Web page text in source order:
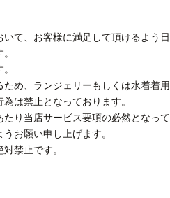
て、お客様に満足して頂けるよう
め、ランジェリーもしくは水着着
は禁止となっております。
り当店サービス要項の必然となって
お願い申し上げます。
禁止です。